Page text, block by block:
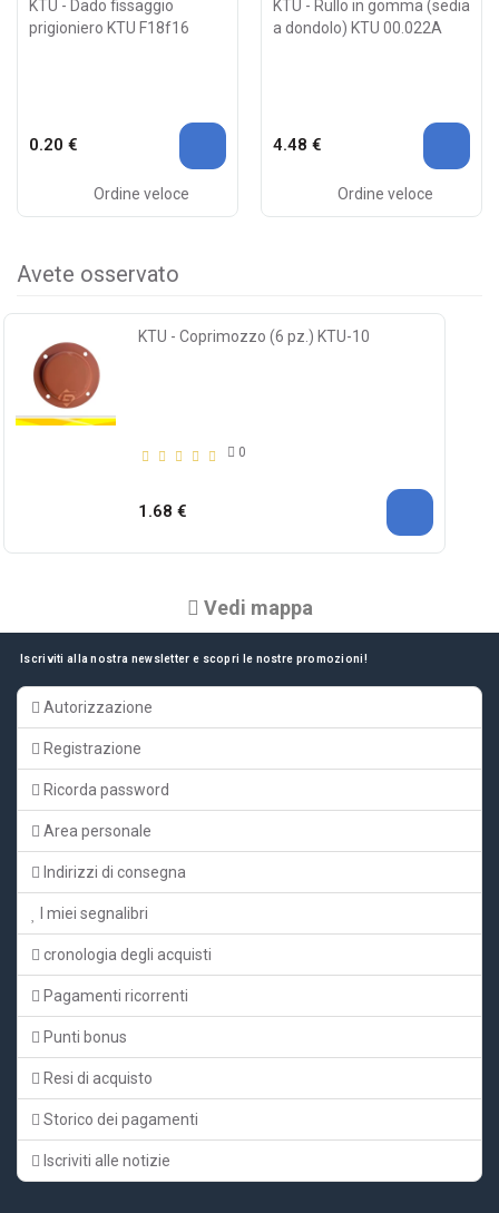
KTU - Dado fissaggio
prigioniero KTU F18f16
0.20 €
Ordine veloce
KTU - Rullo in gomma (sedia
a dondolo) KTU 00.022A
4.48 €
Ordine veloce
Avete osservato
KTU - Coprimozzo (6 pz.) KTU-10
0
1.68 €
Vedi mappa
Iscriviti alla nostra newsletter e scopri le nostre promozioni!
Autorizzazione
Registrazione
Ricorda password
Area personale
Indirizzi di consegna
I miei segnalibri
cronologia degli acquisti
Pagamenti ricorrenti
Punti bonus
Resi di acquisto
Storico dei pagamenti
Iscriviti alle notizie